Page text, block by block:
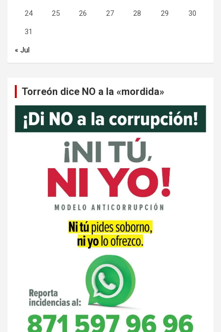
24 25 26 27 28 29 30
31
« Jul
Torreón dice NO a la «mordida»